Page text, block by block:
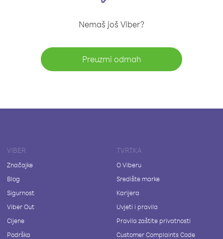
Nemaš još Viber?
Preuzmi odmah
VIBER
Značajke
Blog
Sigurnost
Viber Out
Cijene
Podrška
TVRTKA
O Viberu
Središte marke
Karijera
Uvjeti i pravila
Pravila zaštite privatnosti
Customer Complaints Code